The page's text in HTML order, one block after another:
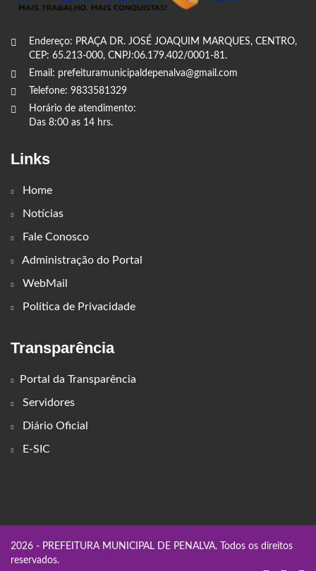
Endereço: PRAÇA DR. JOSÉ JOAQUIM MARQUES, CENTRO,
CEP: 65.213-000, CNPJ:06.179.402/0001-81.
Email: prefeituramunicipaldepenalva@gmail.com
Telefone: 9833581329
Horário de atendimento:
Das 8:00 as 14 hrs.
Links
Home
Notícias
Fale Conosco
Administração do Portal
WebMail
Política de Privacidade
Transparência
Portal da Transparência
Servidores
Diário Oficial
E-SIC
2026 - PREFEITURA MUNICIPAL DE PENALVA. Todos os direitos
reservados.